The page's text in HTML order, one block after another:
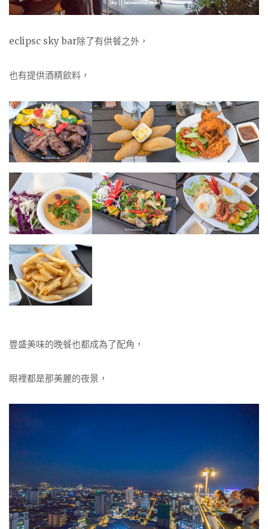
eclipsc sky bar除了有供餐之外，
也有提供酒精飲料，
豐盛美味的晚餐也都成為了配角，
眼裡都是那美麗的夜景，